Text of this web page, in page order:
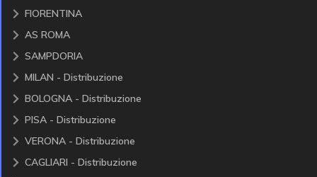
FIORENTINA
AS ROMA
SAMPDORIA
MILAN - Distribuzione
BOLOGNA - Distribuzione
PISA - Distribuzione
VERONA - Distribuzione
CAGLIARI - Distribuzione